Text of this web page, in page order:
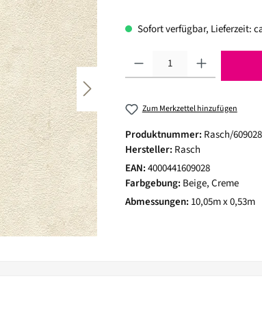
Sofort verfügbar, Lieferzeit:
Produkt Anzahl: Gib den
Zum Merkzettel hinzufügen
Produktnummer: Rasch/609028
Hersteller: Rasch
EAN:4000441609028
Farbgebung: Beige, Creme
Abmessungen: 10,05m x 0,53m